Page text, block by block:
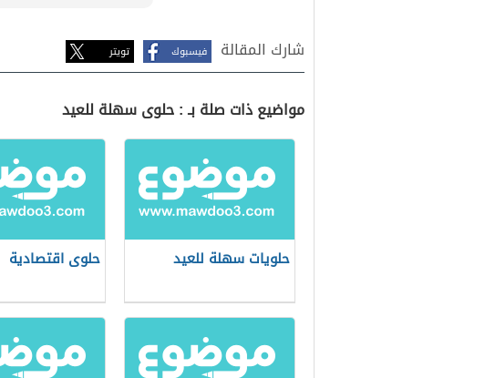
شارك المقالة فيسبوك تويتر
مواضيع ذات صلة بـ : حلوى سهلة للعيد
حلويات سهلة للعيد حلوى اقتصادية